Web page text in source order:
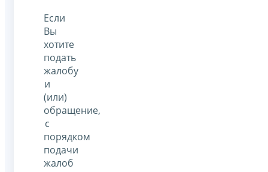
Если
Вы
хотите
подать
жалобу
и
(или)
обращение,
с
порядком
подачи
жалоб